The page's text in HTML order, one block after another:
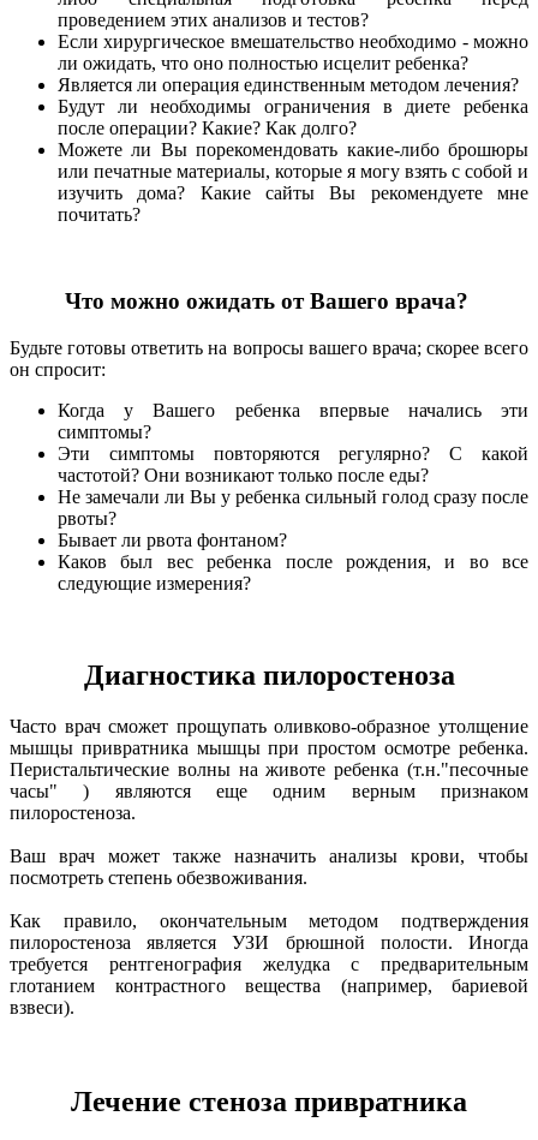
проведением этих анализов и тестов?
Если хирургическое вмешательство необходимо - можно
ли ожидать, что оно полностью исцелит ребенка?
Является ли операция единственным методом лечения?
Будут ли необходимы ограничения в диете ребенка
после операции? Какие? Как долго?
Можете ли Вы порекомендовать какие-либо брошюры
или печатные материалы, которые я могу взять с собой и
изучить дома? Какие сайты Вы рекомендуете мне
почитать?
Что можно ожидать от Вашего врача?
Будьте готовы ответить на вопросы вашего врача; скорее всего
он спросит:
Когда у Вашего ребенка впервые начались эти
симптомы?
Эти симптомы повторяются регулярно? С какой
частотой? Они возникают только после еды?
Не замечали ли Вы у ребенка сильный голод сразу после
рвоты?
Бывает ли рвота фонтаном?
Каков был вес ребенка после рождения, и во все
следующие измерения?
Диагностика пилоростеноза
Часто врач сможет прощупать оливково-образное утолщение
мышцы привратника мышцы при простом осмотре ребенка.
Перистальтические волны на животе ребенка (т.н."песочные
часы" ) являются еще одним верным признаком
пилоростеноза.
Ваш врач может также назначить анализы крови, чтобы
посмотреть степень обезвоживания.
Как правило, окончательным методом подтверждения
пилоростеноза является УЗИ брюшной полости. Иногда
требуется рентгенография желудка с предварительным
глотанием контрастного вещества (например, бариевой
взвеси).
Лечение стеноза привратника